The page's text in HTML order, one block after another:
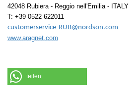
42048 Rubiera - Reggio nell'Emilia - ITALY
T: +39 0522 622011
customerservice-RUB@nordson.com
www.aragnet.com
teilen